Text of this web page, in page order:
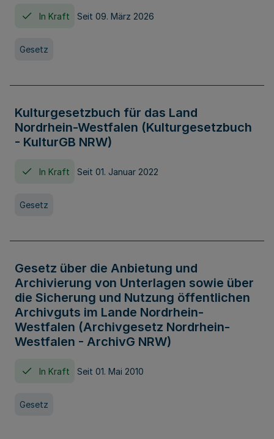
In Kraft Seit 09. März 2026
Gesetz
Kulturgesetzbuch für das Land
Nordrhein-Westfalen (Kulturgesetzbuch
- KulturGB NRW)
In Kraft Seit 01. Januar 2022
Gesetz
Gesetz über die Anbietung und
Archivierung von Unterlagen sowie über
die Sicherung und Nutzung öffentlichen
Archivguts im Lande Nordrhein-
Westfalen (Archivgesetz Nordrhein-
Westfalen - ArchivG NRW)
In Kraft Seit 01. Mai 2010
Gesetz